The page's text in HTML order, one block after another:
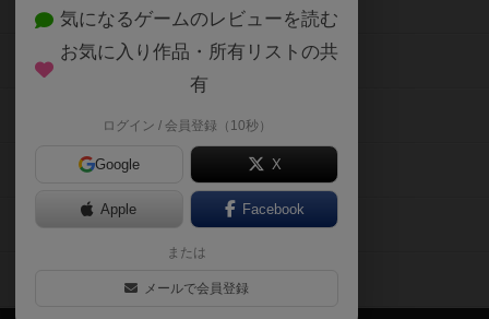
気になるゲームのレビューを読む
お気に入り作品・所有リストの共
有
ログイン / 会員登録（10秒）
Google X
Apple Facebook
または
メールで会員登録
ボードゲーム会情報
メカニクス特集
掲示板・トピックス
ボドとも・会員一覧
ボードゲーム業界コラム
ボドゲーマご利用案内